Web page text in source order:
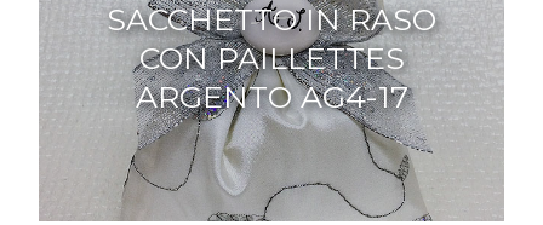
SACCHETTO IN RASO
CON PAILLETTES
ARGENTO AG4-17